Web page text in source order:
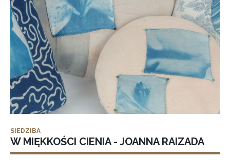
SIEDZIBA
W MIĘKKOŚCI CIENIA - JOANNA RAIZADA